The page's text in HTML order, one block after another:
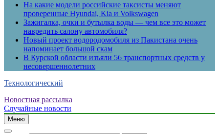
На какие модели российские таксисты меняют
проверенные Hyundai, Kia и Volkswagen
Зажигалка, очки и бутылка воды — чем все это может
навредить салону автомобиля?
Новый проект водородомобиля из Пакистана очень
напоминает большой скам
В Курской области изъяли 56 транспортных средств у
несовершеннолетних
Технологический
Новостная рассылка
Случайные новости
Меню